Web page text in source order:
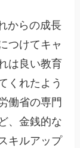
からの成長
つけてキャ
は良い教育
くれたよう
働省の専門
、金銭的な
キルアップ